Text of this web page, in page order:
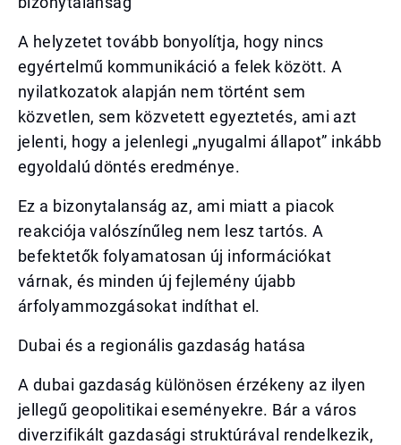
A helyzetet tovább bonyolítja, hogy nincs
egyértelmű kommunikáció a felek között. A
nyilatkozatok alapján nem történt sem
közvetlen, sem közvetett egyeztetés, ami azt
jelenti, hogy a jelenlegi „nyugalmi állapot” inkább
egyoldalú döntés eredménye.
Ez a bizonytalanság az, ami miatt a piacok
reakciója valószínűleg nem lesz tartós. A
befektetők folyamatosan új információkat
várnak, és minden új fejlemény újabb
árfolyammozgásokat indíthat el.
Dubai és a regionális gazdaság hatása
A dubai gazdaság különösen érzékeny az ilyen
jellegű geopolitikai eseményekre. Bár a város
diverzifikált gazdasági struktúrával rendelkezik,